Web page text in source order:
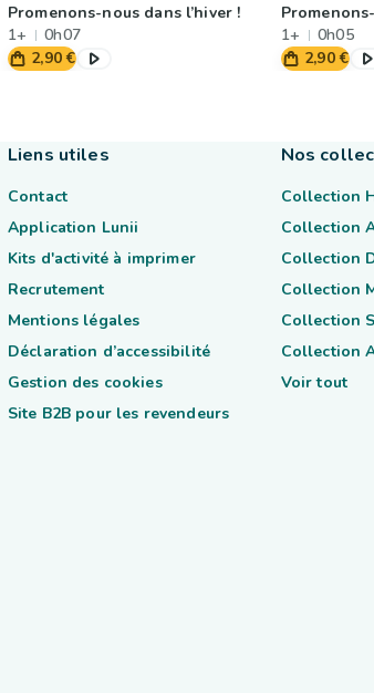
Promenons-nous dans l’hiver !
1+
0h07
2,90 €
1+
0h05
2,90 €
Liens utiles
Contact
Application Lunii
Kits d'activité à imprimer
Recrutement
Mentions légales
Déclaration d’accessibilité
Gestion des cookies
Site B2B pour les revendeurs
Nos
Collection
Collection
Collection
Collection
Collection
Collection
Voir tout